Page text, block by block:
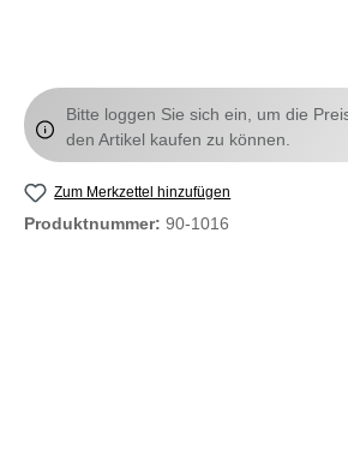
Bitte loggen Sie sich ein, um die
den Artikel kaufen zu können.
Zum Merkzettel hinzufügen
Produktnummer: 90-1016